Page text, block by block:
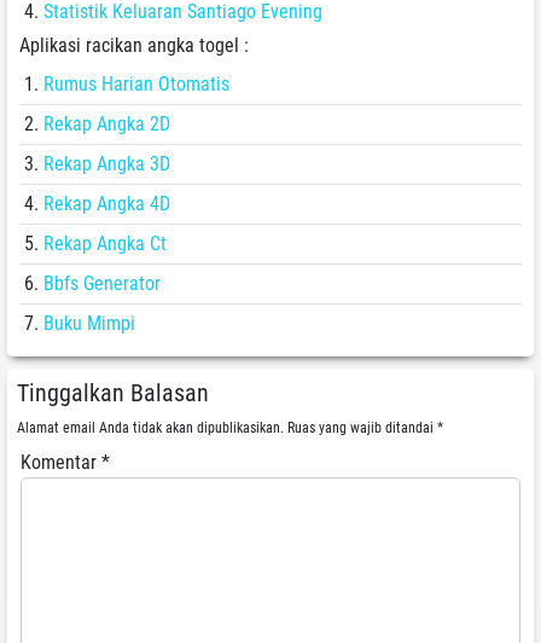
Statistik Keluaran Santiago Evening
Aplikasi racikan angka togel :
Rumus Harian Otomatis
Rekap Angka 2D
Rekap Angka 3D
Rekap Angka 4D
Rekap Angka Ct
Bbfs Generator
Buku Mimpi
Tinggalkan Balasan
Alamat email Anda tidak akan dipublikasikan. Ruas yang wajib ditandai *
Komentar *